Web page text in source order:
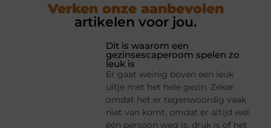
Verken onze aanbevolen
artikelen voor jou.
Dit is waarom een
gezinsescaperoom spelen zo
leuk is
Er gaat weinig boven een leuk
uitje met het hele gezin. Zeker
omdat het er tegenwoordig vaak
niet van komt, omdat er altijd wel
één persoon weg is, druk is of het